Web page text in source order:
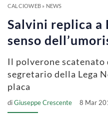
CALCIOWEB» NEWS
Salvini replica a
senso
Il polverone scatenato
segretario della Lega
placa
diGiuseppe Crescente 8 Mar